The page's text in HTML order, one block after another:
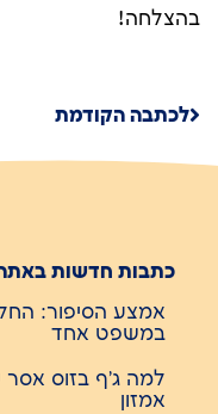
בהצלחה!
לכתבה הקודמת
כתבות חדשות
אמצע הסיפור:
במשפט אחד
למה ג'ף בזוס אסר
אמזון